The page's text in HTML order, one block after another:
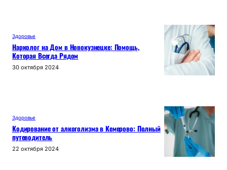
Здоровье
Нарколог на Дом в Новокузнецке: Помощь,
Которая Всегда Рядом
30 октября 2024
Здоровье
Кодирование от алкоголизма в Кемерово: Полный
путеводитель
22 октября 2024